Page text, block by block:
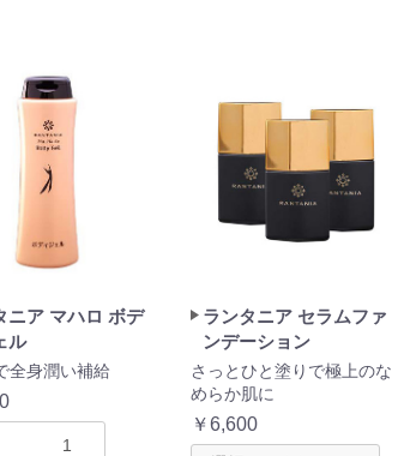
ニア マハロ ボデ
ル
全身潤い補給
ランタニア セラムファ
ンデーション
さっとひと塗りで極上のな
めらか肌に
￥6,600